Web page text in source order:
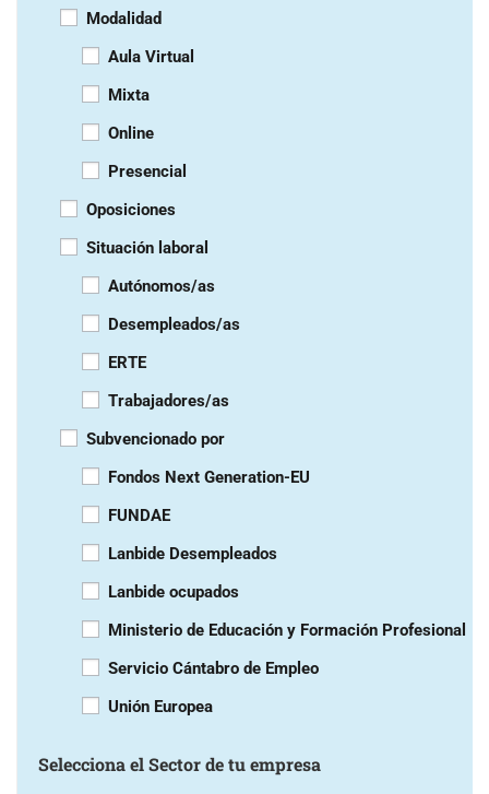
Modalidad
Aula Virtual
Mixta
Online
Presencial
Oposiciones
Situación laboral
Autónomos/as
Desempleados/as
ERTE
Trabajadores/as
Subvencionado por
Fondos Next Generation-EU
FUNDAE
Lanbide Desempleados
Lanbide ocupados
Ministerio de Educación y Formación Profesional
Servicio Cántabro de Empleo
Unión Europea
Selecciona el Sector de tu empresa